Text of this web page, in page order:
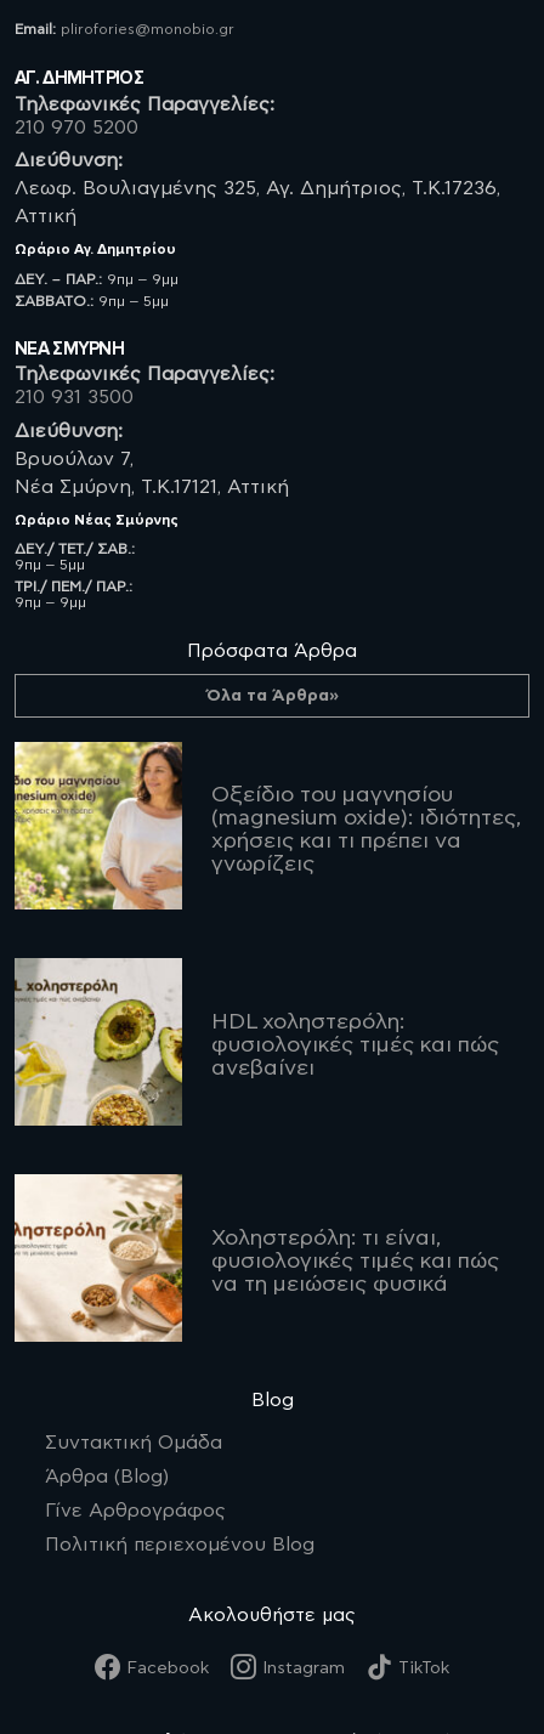
Email: plirofories@monobio.gr
ΑΓ. ΔΗΜΗΤΡΙΟΣ
Τηλεφωνικές Παραγγελίες:
210 970 5200
Διεύθυνση:
Λεωφ. Βουλιαγμένης 325, Αγ. Δημήτριος, Τ.Κ.17236,
Αττική
Ωράριο Αγ. Δημητρίου
ΔΕΥ. – ΠΑΡ.: 9πμ – 9μμ
ΣΑΒBATO.: 9πμ – 5μμ
ΝΈΑ ΣΜΥΡΝΗ
Τηλεφωνικές Παραγγελίες:
210 931 3500
Διεύθυνση:
Βρυούλων 7,
Νέα Σμύρνη, Τ.Κ.17121, Αττική
Ωράριο Νέας Σμύρνης
ΔΕΥ./ ΤΕΤ./ ΣΑΒ.:
9πμ – 5μμ
ΤΡΙ./ ΠΕΜ./ ΠΑΡ.:
9πμ – 9μμ
Πρόσφατα Άρθρα
Όλα τα Άρθρα»
Οξείδιο του μαγνησίου
(magnesium oxide): ιδιότητες,
χρήσεις και τι πρέπει να
γνωρίζεις
HDL χοληστερόλη:
φυσιολογικές τιμές και πώς
ανεβαίνει
Χοληστερόλη: τι είναι,
φυσιολογικές τιμές και πώς
να τη μειώσεις φυσικά
Blog
Συντακτική Ομάδα
Άρθρα (Blog)
Γίνε Αρθρογράφος
Πολιτική περιεχομένου Blog
Ακολουθήστε μας
Facebook Instagram TikTok